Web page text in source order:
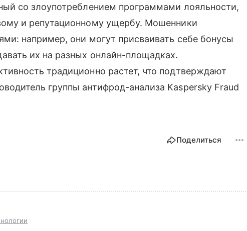
со злоупотреблением программами лояльности,
и репутационному ущербу. Мошенники
например, они могут присваивать себе бонусы
их на разных онлайн-площадках.
традиционно растет, что подтверждают
группы антифрод-анализа Kaspersky Fraud
Поделиться